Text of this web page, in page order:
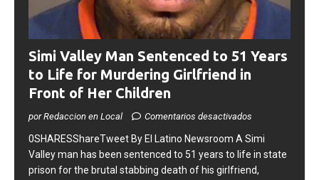
Simi Valley Man Sentenced to 51 Years
to Life for Murdering Girlfriend in
Front of Her Children
por Redaccion en Local
0SHARESShareTweet ​By El Latino Newsroom ​A Simi
Valley man has been sentenced to 51 years to life in state